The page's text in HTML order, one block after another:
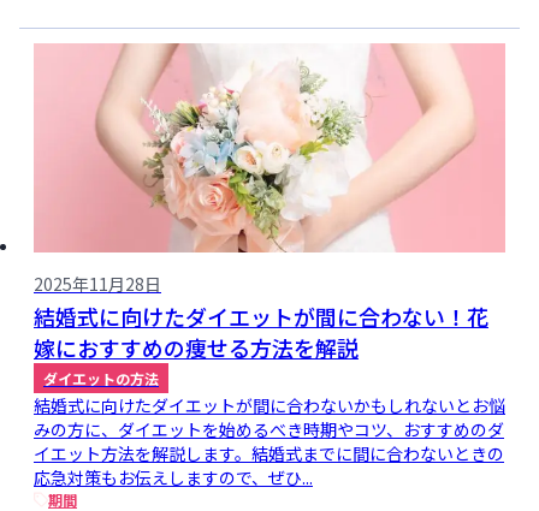
2025年11月28日
結婚式に向けたダイエットが間に合わない！花
嫁におすすめの痩せる方法を解説
ダイエットの方法
結婚式に向けたダイエットが間に合わないかもしれないとお悩
みの方に、ダイエットを始めるべき時期やコツ、おすすめのダ
イエット方法を解説します。結婚式までに間に合わないときの
応急対策もお伝えしますので、ぜひ...
期間